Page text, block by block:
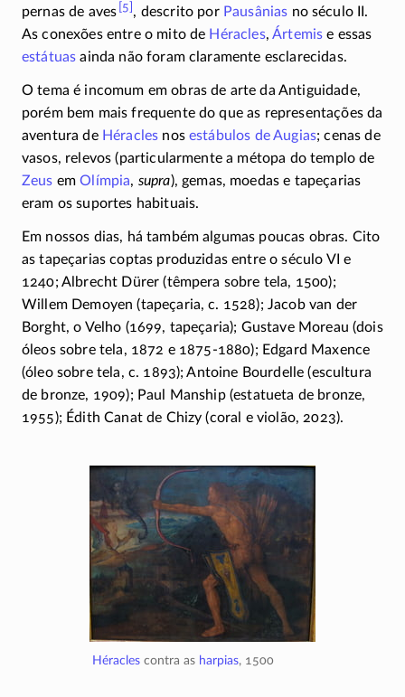
pernas de aves [5] , descrito por Pausânias no século II.
As conexões entre o mito de Héracles,Ártemis e essas
estátuas ainda não foram claramente esclarecidas.
O tema é incomum em obras de arte da Antiguidade,
porém bem mais frequente do que as representações da
aventura de Héracles nosestábulos de Augias; cenas de
vasos, relevos (particularmente a métopa do templo de
Zeus emOlímpia, supra), gemas, moedas e tapeçarias
eram os suportes habituais.
Em nossos dias, há também algumas poucas obras. Cito
as tapeçarias coptas produzidas entre o século VI e
1240; Albrecht Dürer (têmpera sobre tela, 1500);
Willem Demoyen (tapeçaria, c. 1528); Jacob van der
Borght, o Velho (1699, tapeçaria); Gustave Moreau (dois
óleos sobre tela, 1872 e 1875-1880); Edgard Maxence
(óleo sobre tela, c. 1893); Antoine Bourdelle (escultura
de bronze, 1909); Paul Manship (estatueta de bronze,
1955); Édith Canat de Chizy (coral e violão, 2023).
Héracles contra as harpias, 1500